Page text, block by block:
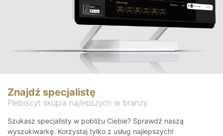
Znajdź specjalistę
Plebiscyt skupia najlepszych w branży
Szukasz specjalisty w pobliżu Ciebie? Sprawdź naszą
wyszukiwarkę. Korzystaj tylko z usług najlepszych!